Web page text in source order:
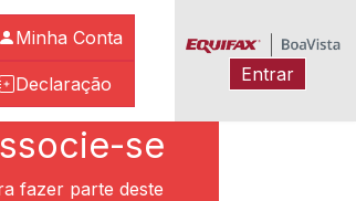
Minha Conta
Declaração Entrar
Pretose
fazer parte deste